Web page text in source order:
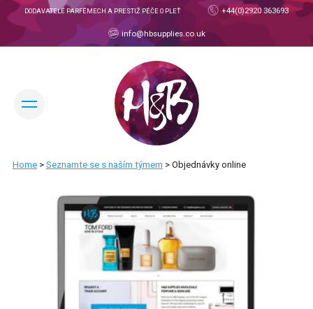
DODAVATELÉ PARFÉMECH A PRESTIŽ PÉČE O PLEŤ +44(0)2920 363693
info@hbsupplies.co.uk
ZMĚNIT JAZYK:
O SPOLEČNOSTI H&B
SEZNAMTE SE S NAŠÍM TÝMEM
Home > Seznamte se s naším týmem >Objednávky online